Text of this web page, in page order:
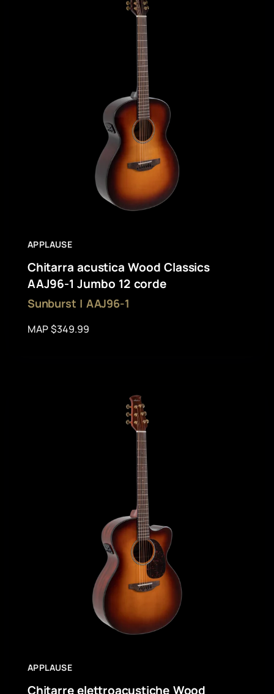
APPLAUSE
Chitarra acustica Wood Classics
AAJ96-1 Jumbo 12 corde
Sunburst | AAJ96-1
MAP $349.99
APPLAUSE
Chitarre elettroacustiche Wood